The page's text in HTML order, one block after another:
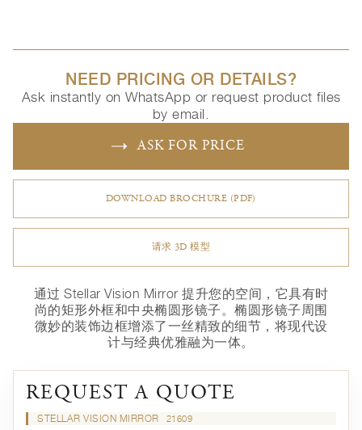
NEED PRICING OR DETAILS?
Ask instantly on WhatsApp or request product files
by email.
ASK FOR PRICE
DOWNLOAD BROCHURE (PDF)
请求 3D 模型
通过 Stellar Vision Mirror 提升您的空间，它具有时
尚的矩形外框和中央椭圆形镜子。椭圆形镜子周围
微妙的装饰边框增添了一丝精致的细节，将现代设
计与经典优雅融为一体。
REQUEST A QUOTE
STELLAR VISION MIRROR 21609